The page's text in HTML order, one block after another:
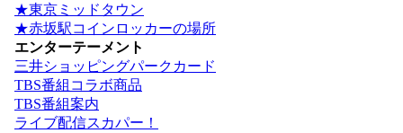
★東京ミッドタウン
★赤坂駅コインロッカーの場所
エンターテーメント
三井ショッピングパークカード
TBS番組コラボ商品
TBS番組案内
ライブ配信スカパー！